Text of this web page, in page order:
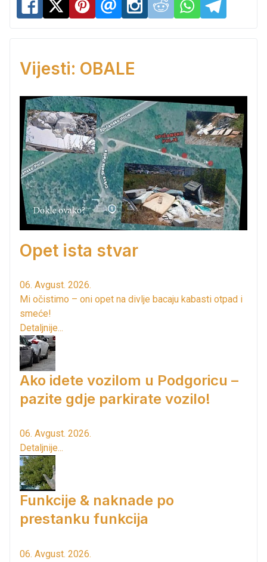
Vijesti: OBALE
Opet ista stvar
06. Avgust. 2026.
Mi očistimo – oni opet na divlje bacaju kabasti otpad i
smeće!
Detaljnije...
Ako idete vozilom u Podgoricu –
pazite gdje parkirate vozilo!
06. Avgust. 2026.
Detaljnije...
Funkcije & naknade po
prestanku funkcija
06. Avgust. 2026.